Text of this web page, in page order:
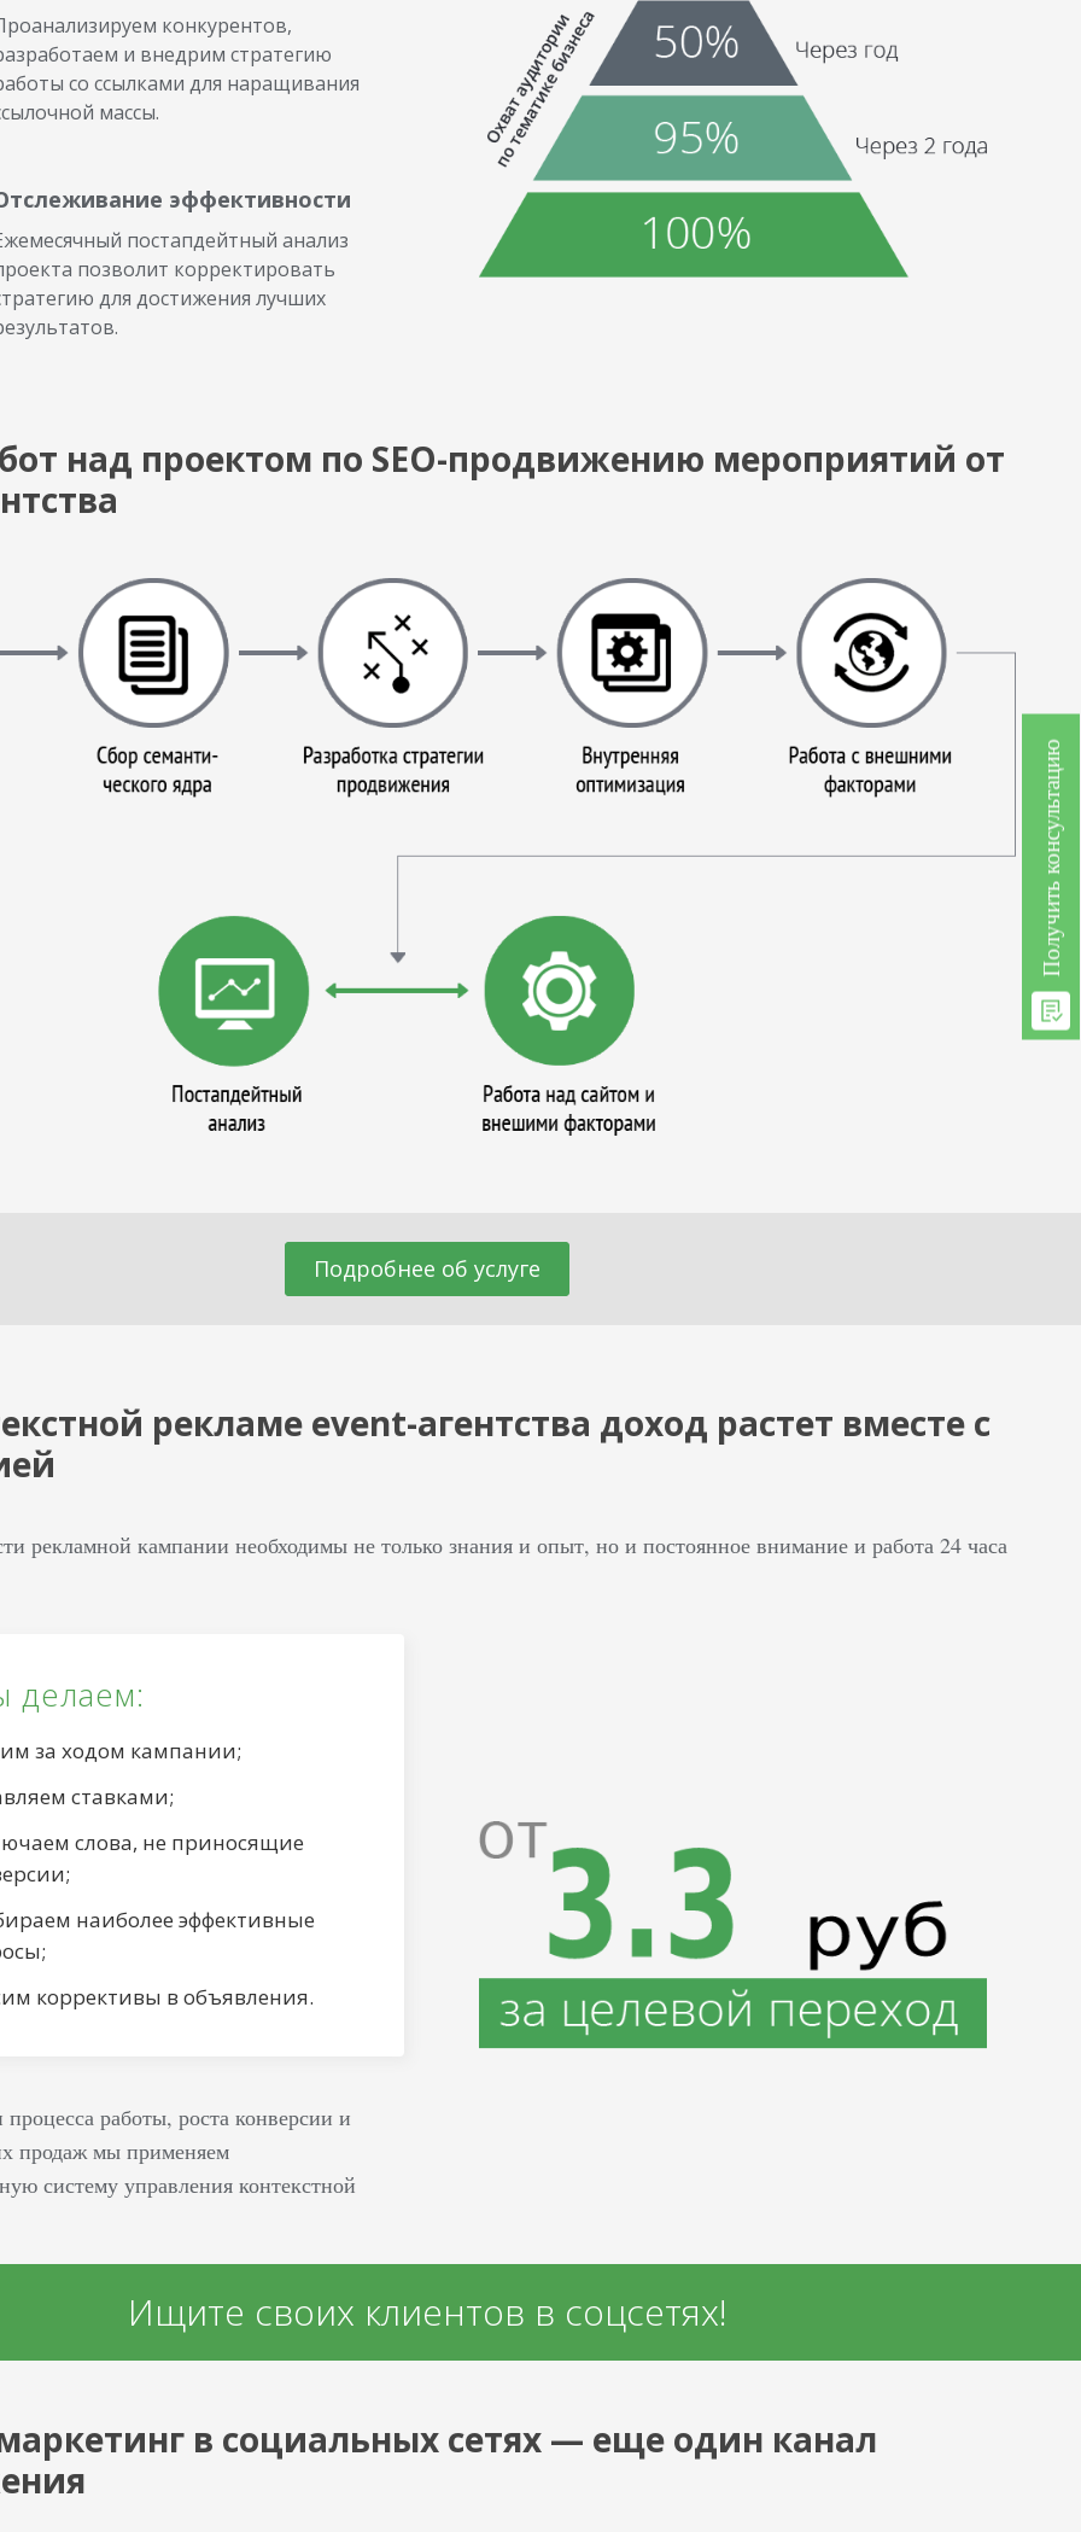
конкурентов,
и внедрим стратегию
со ссылками для наращивания
массы.
эффективности
постапдейтный анализ
позволит корректировать
для достижения лучших
над проектом по SEO-продвижению мероприятий от
Подробнее об услуге
рекламе event-агентства доход растет вместе с
рекламной кампании необходимы не только знания и опыт, но и постоянное внимание и работа 24 часа
делаем:
за ходом кампании;
ставками;
слова, не приносящие
наиболее эффективные
коррективы в объявления.
работы, роста конверсии и
продаж мы применяем
систему управления контекстной
Ищите своих клиентов в соцсетях!
в социальных сетях — еще один канал
Получить консультацию